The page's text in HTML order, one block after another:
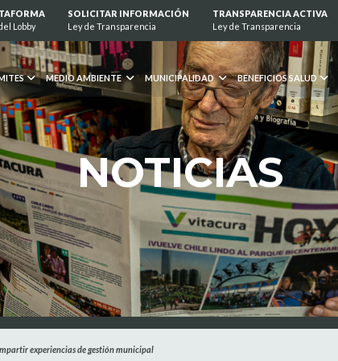
Lobby
SOLICITAR INFORMACIÓN
Ley de Transparencia
TRANSPARENCIA ACTIVA
Ley de Transparencia
MEDIO AMBIENTE MUNICIPALIDAD BENEFICIOS SALUD
NOTICIAS
experiencias de gestión municipal